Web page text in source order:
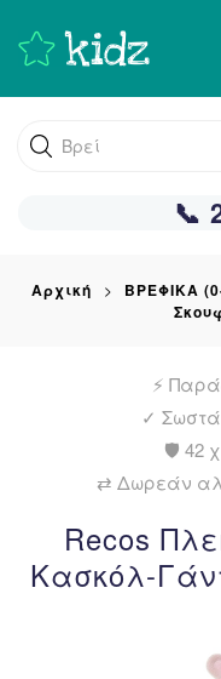
Skip
to
content
Βρείτε αυτό
📞
Αρχική ΒΡΕΦΙΚΑ
⚡
✓
🛡️ 42
⇄ Δωρεάν
Recos
Κασκόλ-